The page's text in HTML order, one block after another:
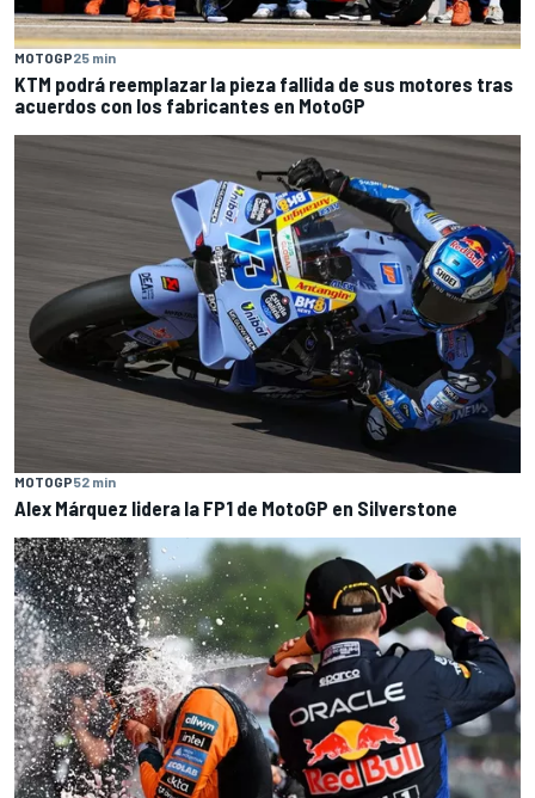
MOTOGP25 min
KTM podrá reemplazar la pieza fallida de sus motores tras
acuerdos con los fabricantes en MotoGP
MOTOGP52 min
Alex Márquez lidera la FP1 de MotoGP en Silverstone